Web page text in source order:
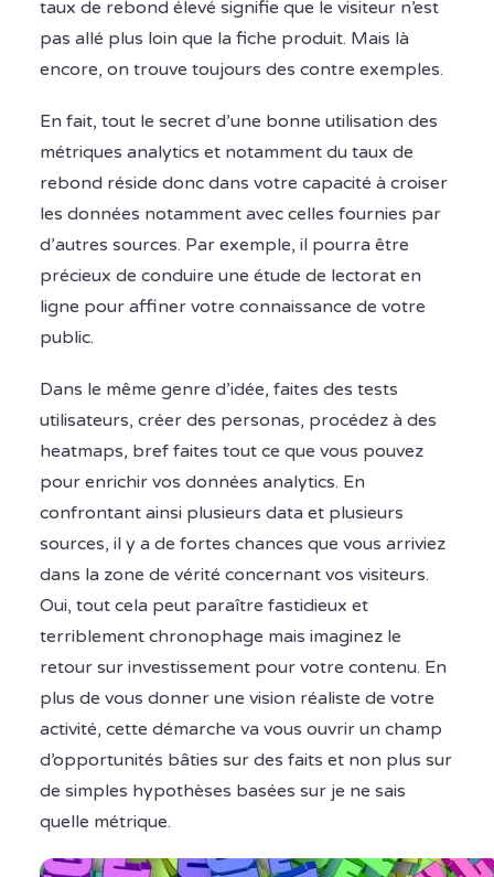
taux de rebond élevé signifie que le visiteur n’est
pas allé plus loin que la fiche produit. Mais là
encore, on trouve toujours des contre exemples.
En fait, tout le secret d’une bonne utilisation des
métriques analytics et notamment du taux de
rebond réside donc dans votre capacité à croiser
les données notamment avec celles fournies par
d’autres sources. Par exemple, il pourra être
précieux de conduire une étude de lectorat en
ligne pour affiner votre connaissance de votre
public.
Dans le même genre d’idée, faites des tests
utilisateurs, créer des personas, procédez à des
heatmaps, bref faites tout ce que vous pouvez
pour enrichir vos données analytics. En
confrontant ainsi plusieurs data et plusieurs
sources, il y a de fortes chances que vous arriviez
dans la zone de vérité concernant vos visiteurs.
Oui, tout cela peut paraître fastidieux et
terriblement chronophage mais imaginez le
retour sur investissement pour votre contenu. En
plus de vous donner une vision réaliste de votre
activité, cette démarche va vous ouvrir un champ
d’opportunités bâties sur des faits et non plus sur
de simples hypothèses basées sur je ne sais
quelle métrique.